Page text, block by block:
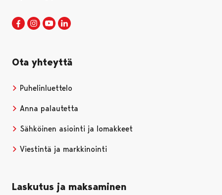
Porin kaupunki Facebookissa
Avautuu uudessa välilehdessä
Porin kaupunki Instagramissa
Avautuu uudessa välilehdessä
Porin kaupunki Youtubessa
Avautuu uudessa välilehdessä
Ota yhteyttä
Puhelinluettelo
Anna palautetta
Sähköinen asiointi ja lomakkeet
Viestintä ja markkinointi
Laskutus ja maksaminen